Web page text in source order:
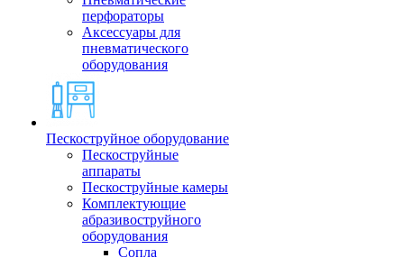
перфораторы
Аксессуары для
пневматического
оборудования
Пескоструйное оборудование
Пескоструйные
аппараты
Пескоструйные камеры
Комплектующие
абразивоструйного
оборудования
Сопла